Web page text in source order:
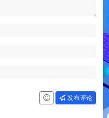
发布评论